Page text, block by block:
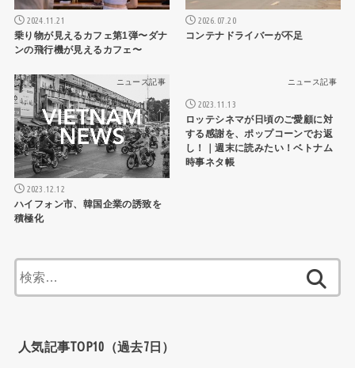
2024.11.21
乗り物が見えるカフェ第1弾〜ダナ
ンの飛行機が見えるカフェ〜
2026.07.20
コンテナドライバーが不足
ニュース記事
2023.12.12
ハイフォン市、韓国企業の誘致を
積極化
ニュース記事
2023.11.13
ロッテシネマが日頃のご愛顧に対
する感謝を、ポップコーンでお返
し！｜週末に読みたい！ベトナム
時事ネタ帳
索:
人気記事TOP10（過去7日）